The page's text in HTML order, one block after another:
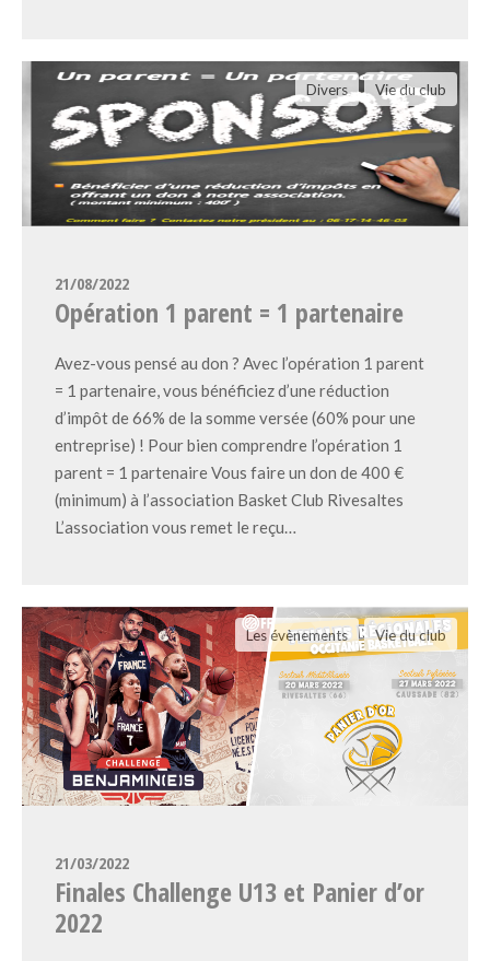
Divers Vie du club
21/08/2022
Opération 1 parent = 1 partenaire
Avez-vous pensé au don ? Avec l’opération 1 parent
= 1 partenaire, vous bénéficiez d’une réduction
d’impôt de 66% de la somme versée (60% pour une
entreprise) ! Pour bien comprendre l’opération 1
parent = 1 partenaire Vous faire un don de 400 €
(minimum) à l’association Basket Club Rivesaltes
L’association vous remet le reçu…
Les évènements Vie du club
21/03/2022
Finales Challenge U13 et Panier d’or
2022